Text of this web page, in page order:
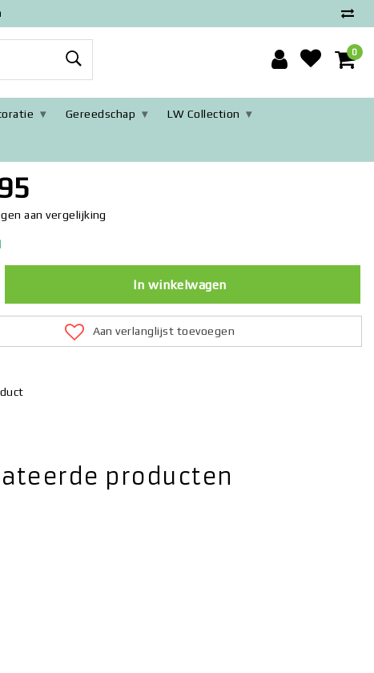
0
Gereedschap LW Collection
voor lades, badkamer en keuken - organiser
aan vergelijking
In winkelwagen
Aan verlanglijst toevoegen
producten